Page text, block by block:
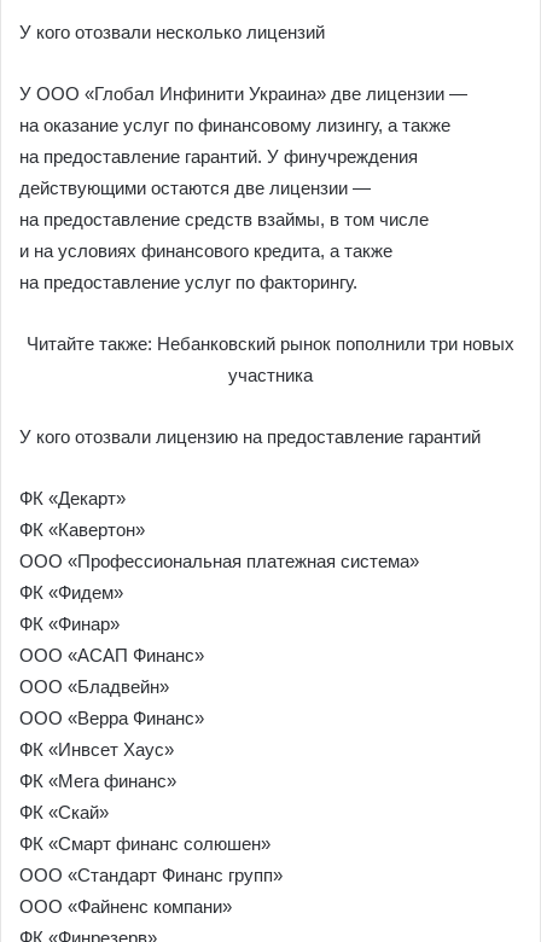
У кого отозвали несколько лицензий
У ООО «Глобал Инфинити Украина» две лицензии —
на оказание услуг по финансовому лизингу, а также
на предоставление гарантий. У финучреждения
действующими остаются две лицензии —
на предоставление средств взаймы, в том числе
и на условиях финансового кредита, а также
на предоставление услуг по факторингу.
Читайте также: Небанковский рынок пополнили три новых
участника
У кого отозвали лицензию на предоставление гарантий
ФК «Декарт»
ФК «Кавертон»
ООО «Профессиональная платежная система»
ФК «Фидем»
ФК «Финар»
ООО «АСАП Финанс»
ООО «Бладвейн»
ООО «Верра Финанс»
ФК «Инвсет Хаус»
ФК «Мега финанс»
ФК «Скай»
ФК «Смарт финанс солюшен»
ООО «Стандарт Финанс групп»
ООО «Файненс компани»
ФК «Финрезерв».